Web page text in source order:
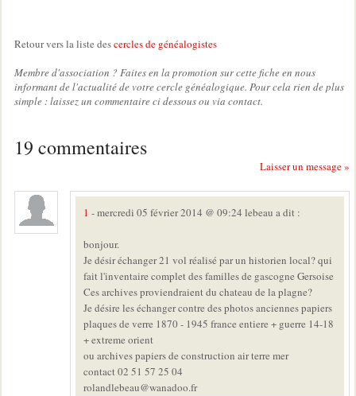
Retour vers la liste descercles de généalogistes
Membre d'association ? Faites en la promotion sur cette fiche en nous
informant de l'actualité de votre cercle généalogique. Pour cela rien de plus
simple : laissez un commentaire ci dessous ou via contact.
19 commentaires
Laisser un message »
1 - mercredi 05 février 2014 @ 09:24 lebeau a dit :
bonjour.
Je désir échanger 21 vol réalisé par un historien local? qui
fait l'inventaire complet des familles de gascogne Gersoise
Ces archives proviendraient du chateau de la plagne?
Je désire les échanger contre des photos anciennes papiers
plaques de verre 1870 - 1945 france entiere + guerre 14-18
+ extreme orient
ou archives papiers de construction air terre mer
contact 02 51 57 25 04
rolandlebeau@wanadoo.fr